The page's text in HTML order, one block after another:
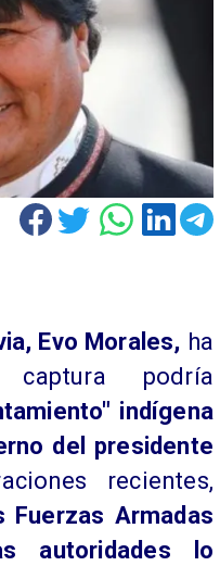
Evo Morales, ha
podría
indígena
del presidente
recientes,
Fuerzas Armadas
autoridades lo